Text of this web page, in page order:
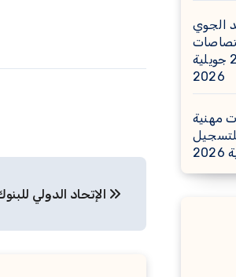
الجوي
مختلفة : أخر اجل للترشح 27 جويلية
2026
مهنية
للتسجيل